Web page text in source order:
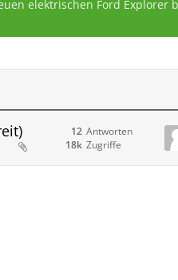
elektrischen Ford Explorer
Antworten
12
Zugriffe
18k